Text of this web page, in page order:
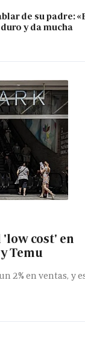
de su padre:
y da mucha
cost' en
Temu
2% en ventas, y